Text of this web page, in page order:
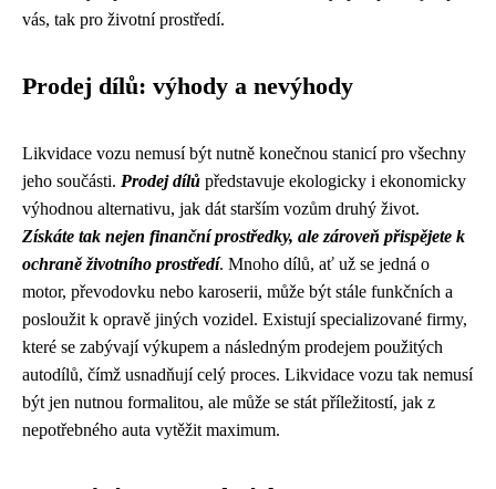
vás, tak pro životní prostředí.
Prodej dílů: výhody a nevýhody
Likvidace vozu nemusí být nutně konečnou stanicí pro všechny
jeho součásti. Prodej dílů představuje ekologicky i ekonomicky
výhodnou alternativu, jak dát starším vozům druhý život.
Získáte tak nejen finanční prostředky, ale zároveň přispějete k
ochraně životního prostředí. Mnoho dílů, ať už se jedná o
motor, převodovku nebo karoserii, může být stále funkčních a
posloužit k opravě jiných vozidel. Existují specializované firmy,
které se zabývají výkupem a následným prodejem použitých
autodílů, čímž usnadňují celý proces. Likvidace vozu tak nemusí
být jen nutnou formalitou, ale může se stát příležitostí, jak z
nepotřebného auta vytěžit maximum.